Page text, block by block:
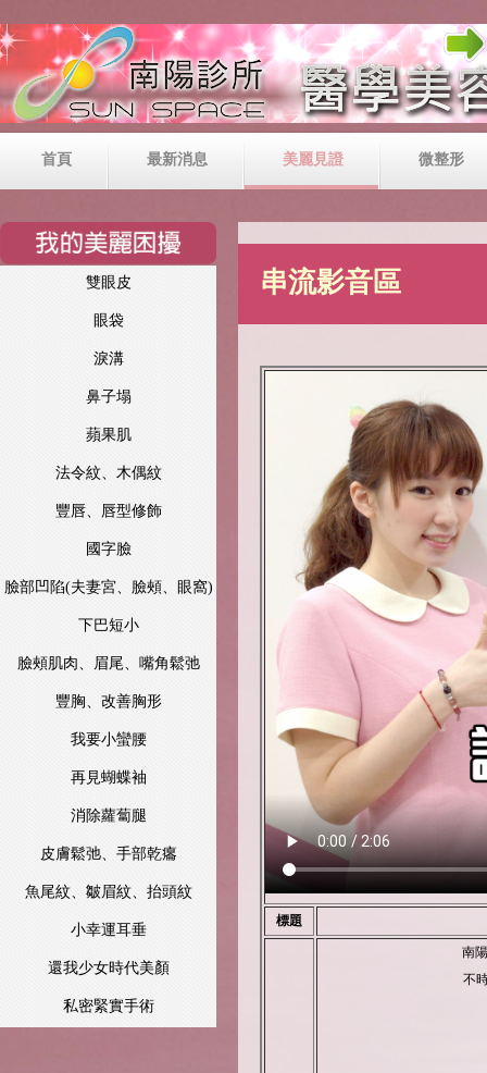
首頁 最新消息 美麗見證 微整形
雙眼皮
眼袋
淚溝
鼻子塌
蘋果肌
法令紋、木偶紋
豐唇、唇型修飾
國字臉
臉部凹陷(夫妻宮、臉頰、眼窩)
下巴短小
臉頰肌肉、眉尾、嘴角鬆弛
豐胸、改善胸形
我要小蠻腰
再見蝴蝶袖
消除蘿蔔腿
皮膚鬆弛、手部乾癟
魚尾紋、皺眉紋、抬頭紋
小幸運耳垂
還我少女時代美顏
私密緊實手術
串流影音區
標題
南
不